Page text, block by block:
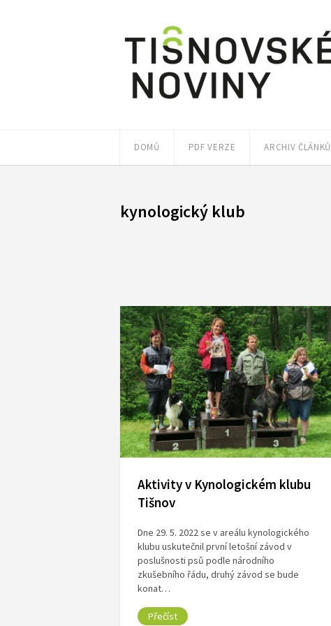
DOMŮ PDF VERZE ARCHIV ČLÁNKŮ
kynologický klub
Aktivity v Kynologickém klubu
Tišnov
Dne 29. 5. 2022 se v areálu kynologického
klubu uskutečnil první letošní závod v
poslušnosti psů podle národního
zkušebního řádu, druhý závod se bude
konat…
Přečíst